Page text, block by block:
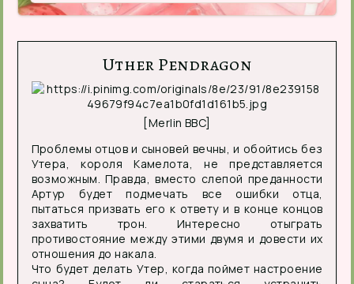
Uther Pendragon
[Merlin BBC]
Проблемы отцов и сыновей вечны, и обойтись без
Утера, короля Камелота, не представляется
возможным. Правда, вместо слепой преданности
Артур будет подмечать все ошибки отца,
пытаться призвать его к ответу и в конце концов
захватить трон. Интересно отыграть
противостояние между этими двумя и довести их
отношения до накала.
Что будет делать Утер, когда поймет настроение